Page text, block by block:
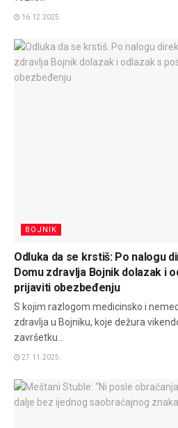
16.12.2025.
BOJNIK
Odluka da se krstiš: Po nalogu
Domu zdravlja Bojnik dolazak i
prijaviti obezbeđenju
S kojim razlogom medicinsko i
zdravlja u Bojniku, koje dežura
završetku...
27.11.2025.